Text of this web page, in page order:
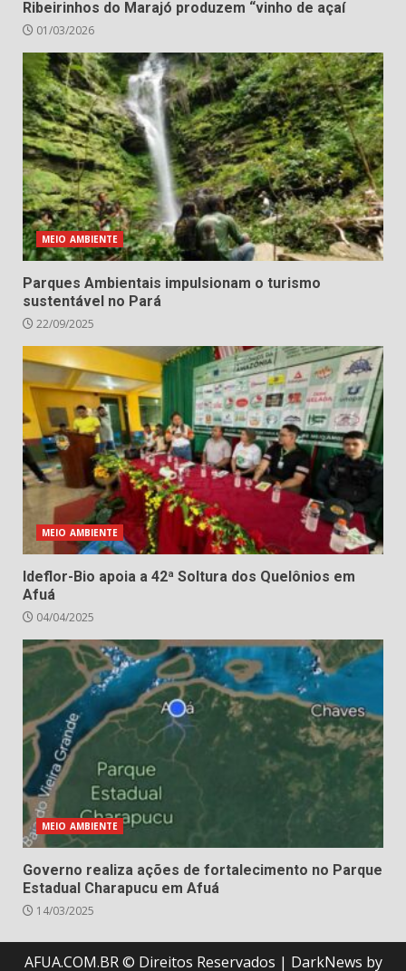
Ribeirinhos do Marajó produzem “vinho de açaí
01/03/2026
MEIO AMBIENTE
Parques Ambientais impulsionam o turismo
sustentável no Pará
22/09/2025
MEIO AMBIENTE
Ideflor-Bio apoia a 42ª Soltura dos Quelônios em
Afuá
04/04/2025
MEIO AMBIENTE
Governo realiza ações de fortalecimento no Parque
Estadual Charapucu em Afuá
14/03/2025
AFUA.COM.BR © Direitos Reservados | DarkNews by